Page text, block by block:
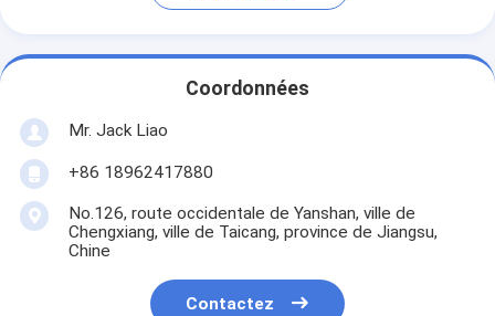
Coordonnées
Mr. Jack Liao
+86 18962417880
No.126, route occidentale de Yanshan, ville de
Chengxiang, ville de Taicang, province de Jiangsu,
Chine
Contactez